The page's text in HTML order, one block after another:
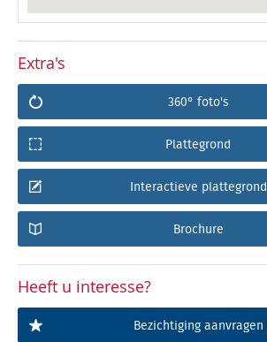
Extra's
360° foto's
Plattegrond
Interactieve plattegrond
Brochure
Heeft u interesse?
Bezichtiging aanvragen